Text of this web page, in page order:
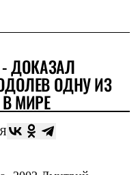
ДОКАЗАЛ
ОДНУ ИЗ
МИРЕ